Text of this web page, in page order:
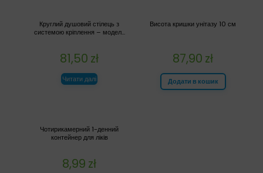
Висота кришки унітазу 10 см
87,90 zł
Додати в кошик
Круглий душовий стілець з
системою кріплення – модел...
81,50 zł
Читати далі
Чотирикамерний 1-денний
контейнер для ліків
8,99 zł